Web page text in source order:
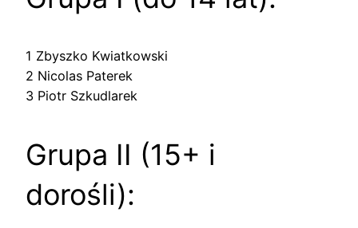
1 Zbyszko Kwiatkowski
2 Nicolas Paterek
3 Piotr Szkudlarek
Grupa II (15+ i
dorośli):